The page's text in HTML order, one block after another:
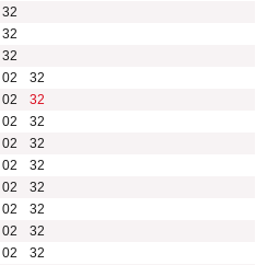
32
32
32
02
32
02
32
02
32
02
32
02
32
02
32
02
32
02
32
02 32